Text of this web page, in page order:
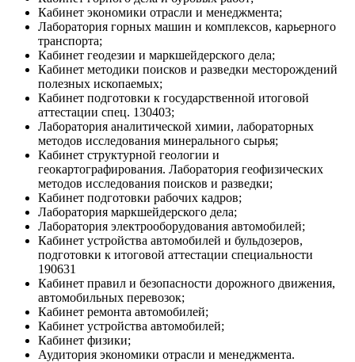
Кабинет экономики отрасли и менеджмента;
Лаборатория горных машин и комплексов, карьерного
транспорта;
Кабинет геодезии и маркшейдерского дела;
Кабинет методики поисков и разведки месторождений
полезных ископаемых;
Кабинет подготовки к государственной итоговой
аттестации спец. 130403;
Лаборатория аналитической химии, лабораторных
методов исследования минерального сырья;
Кабинет структурной геологии и
геокартографирования. Лаборатория геофизических
методов исследования поисков и разведки;
Кабинет подготовки рабочих кадров;
Лаборатория маркшейдерского дела;
Лаборатория электрооборудования автомобилей;
Кабинет устройства автомобилей и бульдозеров,
подготовки к итоговой аттестации специальности
190631
Кабинет правил и безопасности дорожного движения,
автомобильных перевозок;
Кабинет ремонта автомобилей;
Кабинет устройства автомобилей;
Кабинет физики;
Аудитория экономики отрасли и менеджмента.